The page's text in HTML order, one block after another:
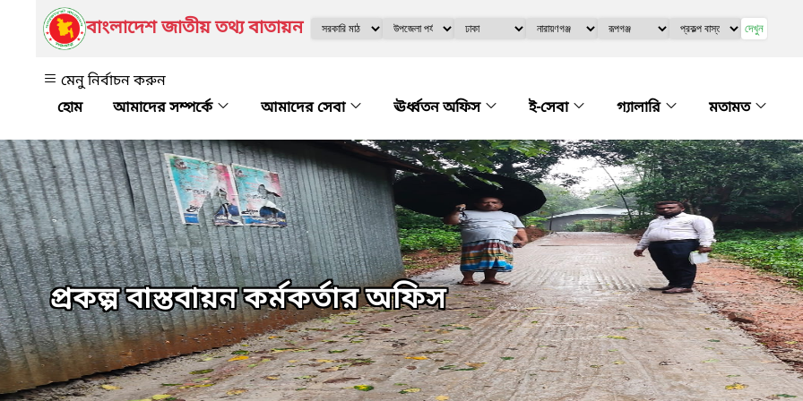
বাংলাদেশ জাতীয় তথ্য বাতায়ন দেখুন
মেনু নির্বাচন করুন
আমাদের সম্পর্কে
আমাদের সেবা ঊর্ধ্বতন অফিস ই-সেবা গ্যালারি মতামত
প্রকল্প বাস্তবায়ন কর্মকর্তার অফিস